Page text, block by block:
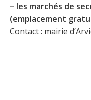
– les marchés de
(emplacement
Contact : mairie